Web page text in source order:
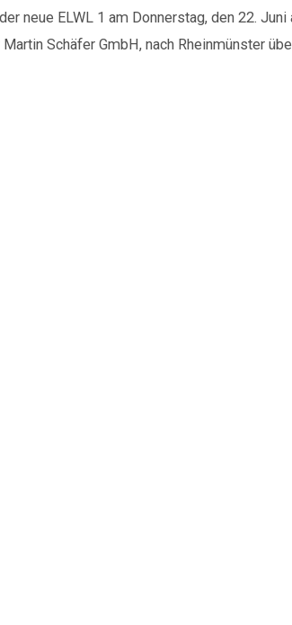
neue ELWL 1 am Donnerstag, den 22. Juni
Schäfer GmbH, nach Rheinmünster